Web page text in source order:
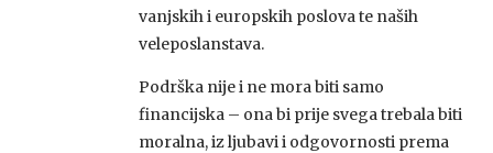
vanjskih i europskih poslova te naših
veleposlanstava.
Podrška nije i ne mora biti samo
financijska – ona bi prije svega trebala biti
moralna, iz ljubavi i odgovornosti prema